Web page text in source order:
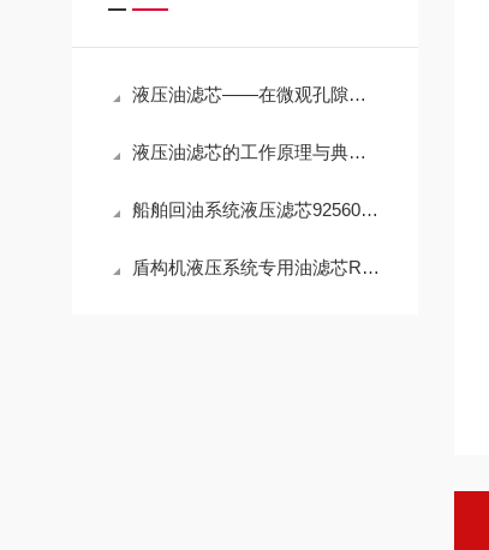
液压油滤芯——在微观孔隙中捍卫液压系统的“血液纯净”
液压油滤芯的工作原理与典型应用解析
船舶回油系统液压滤芯925602Q高效滤油参数
盾构机液压系统专用油滤芯R928005927性能